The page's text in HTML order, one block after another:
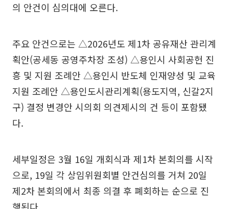
의 안건이 심의대에 오른다.
주요 안건으로는 △2026년도 제1차 공유재산 관리계
획안(공세동 공영주차장 조성) △용인시 사회공헌 진
흥 및 지원 조례안 △용인시 반도체 인재양성 및 교육
지원 조례안 △용인도시관리계획(용도지역, 신갈2지
구) 결정 변경안 시의회 의견제시의 건 등이 포함됐
다.
세부일정은 3월 16일 개회식과 제1차 본회의를 시작
으로, 19일 각 상임위원회별 안건심의를 거쳐 20일
제2차 본회의에서 최종 의결 후 폐회하는 순으로 진